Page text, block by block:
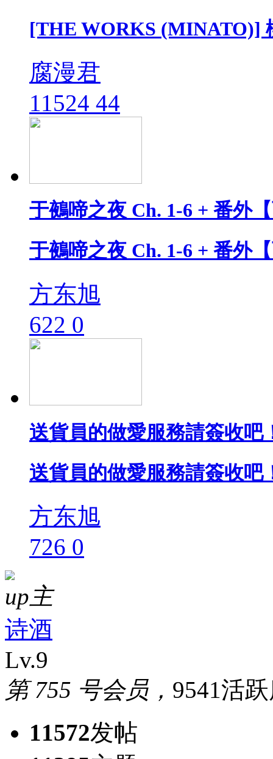
[THE WORKS (MINATO)]
腐漫君
11524 44
于鵺啼之夜 Ch. 1-6 + 番外
于鵺啼之夜 Ch. 1-6 + 番外
方东旭
622 0
送貨員的做愛服務請簽收吧
送貨員的做愛服務請簽收吧
方东旭
726 0
up主
诗酒
Lv.9
第 755 号会员， 9541活
11572发帖